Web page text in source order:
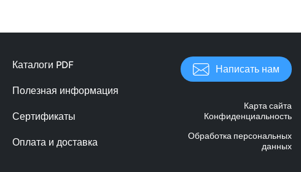
Каталоги PDF
Полезная информация
Сертификаты
Оплата и доставка
Написать нам
Карта сайта
Конфиденциальность
Обработка персональных
данных